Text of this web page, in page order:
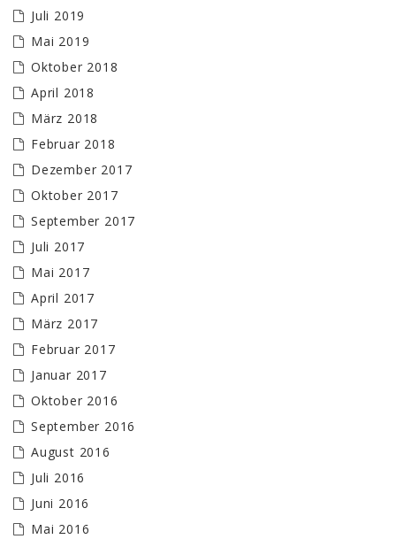
Juli 2019
Mai 2019
Oktober 2018
April 2018
März 2018
Februar 2018
Dezember 2017
Oktober 2017
September 2017
Juli 2017
Mai 2017
April 2017
März 2017
Februar 2017
Januar 2017
Oktober 2016
September 2016
August 2016
Juli 2016
Juni 2016
Mai 2016